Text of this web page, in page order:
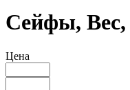
Сейфы,
Цена